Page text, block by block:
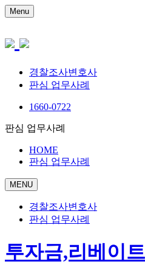
Menu
경찰조사변호사
판심 업무사례
1660-0722
판심 업무사례
HOME
판심 업무사례
MENU
경찰조사변호사
판심 업무사례
투자금,리베이